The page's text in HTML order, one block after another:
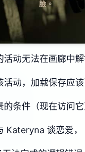
动无法在画廊中解
动，加载保存应该
条件（现在访问它
Kateryna 谈恋爱，